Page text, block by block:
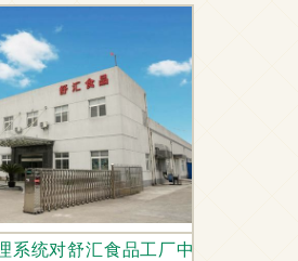
全的前沿力量
系统对舒汇食品工厂中央空调设备